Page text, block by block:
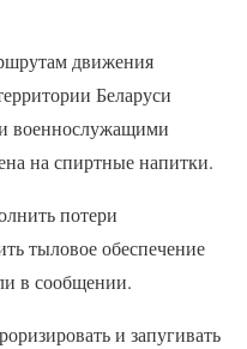
движения
Беларуси
военнослужащими
на спиртные напитки.
потери
тыловое обеспечение
в сообщении.
и запугивать